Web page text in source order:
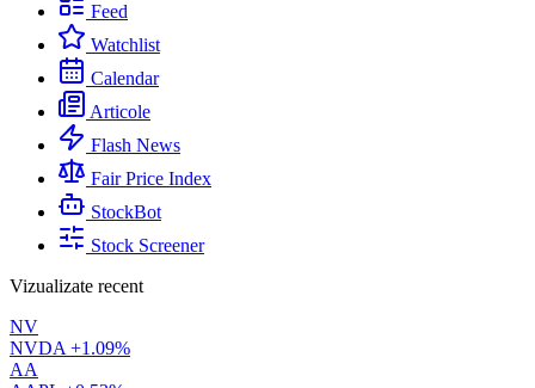
Feed
Watchlist
Calendar
Articole
Flash News
Fair Price Index
StockBot
Stock Screener
Vizualizate recent
NV
NVDA +1.09%
AA